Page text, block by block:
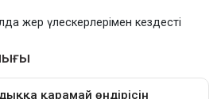
жер үлескерлерімен кездесті